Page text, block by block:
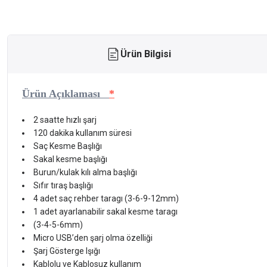
Ürün Bilgisi
Ürün Açıklaması *
2 saatte hızlı şarj
120 dakika kullanım süresi
Saç Kesme Başlığı
Sakal kesme başlığı
Burun/kulak kılı alma başlığı
Sıfır tıraş başlığı
4 adet saç rehber taragı (3-6-9-12mm)
1 adet ayarlanabilir sakal kesme taragı
(3-4-5-6mm)
Micro USB’den şarj olma özelliği
Şarj Gösterge Işığı
Kablolu ve Kablosuz kullanım